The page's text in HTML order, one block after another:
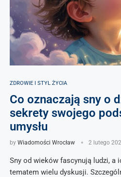
ZDROWIE I STYL ŻYCIA
Co oznaczają sny o
sekrety swojego
umysłu
by Wiadomości Wrocław 2 lutego
Sny od wieków fascynują ludzi, a
tematem wielu dyskusji.